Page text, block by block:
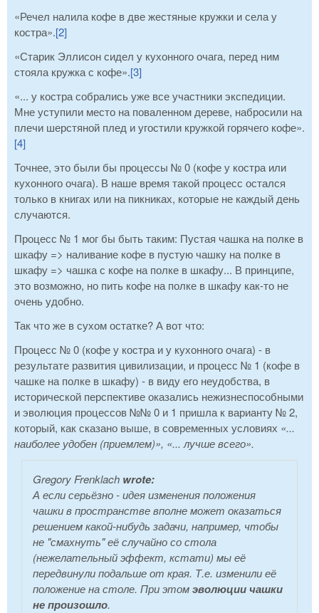
«Речел налила кофе в две жестяные кружки и села у
костра».[2]
«Старик Эллисон сидел у кухонного очага, перед ним
стояла кружка с кофе».[3]
«... у костра собрались уже все участники экспедиции.
Мне уступили место на поваленном дереве, набросили на
плечи шерстяной плед и угостили кружкой горячего кофе».
[4]
Точнее, это были бы процессы № 0 (кофе у костра или
кухонного очага). В наше время такой процесс остался
только в книгах или на пикниках, которые не каждый день
случаются.
Процесс № 1 мог бы быть таким: Пустая чашка на полке в
шкафу => наливание кофе в пустую чашку на полке в
шкафу => чашка с кофе на полке в шкафу... В принципе,
это возможно, но пить кофе на полке в шкафу как-то не
очень удобно.
Так что же в сухом остатке? А вот что:
Процесс № 0 (кофе у костра и у кухонного очага) - в
результате развития цивилизации, и процесс № 1 (кофе в
чашке на полке в шкафу) - в виду его неудобства, в
исторической перспективе оказались нежизнеспособными
и эволюция процессов №№ 0 и 1 пришла к варианту № 2,
который, как сказано выше, в современных условиях «...
наиболее удобен (приемлем)», «... лучше всего».
Gregory Frenklach wrote:
А если серьёзно - идея изменения положения
чашки в пространстве вполне может оказаться
решением какой-нибудь задачи, например, чтобы
не "смахнуть" её случайно со стола
(нежелательный эффект, кстати) мы её
передвинули подальше от края. Т.е. изменили её
положение на столе. При этомэволюции чашки
не произошло.